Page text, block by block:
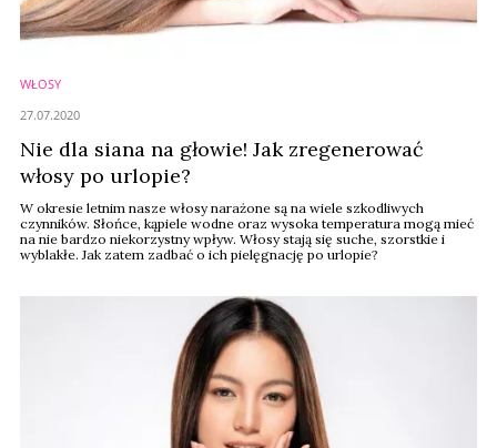
WŁOSY
Nie dla siana na głowie! Jak zregenerować
włosy po urlopie?
W okresie letnim nasze włosy narażone są na wiele szkodliwych
czynników. Słońce, kąpiele wodne oraz wysoka temperatura mogą mieć
na nie bardzo niekorzystny wpływ. Włosy stają się suche, szorstkie i
wyblakłe. Jak zatem zadbać o ich pielęgnację po urlopie?
27.07.2020